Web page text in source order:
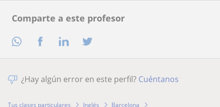
Comparte a este profesor
¿Hay algún error en este perfil? Cuéntanos
Tus clases particulares Inglés
Barcelona